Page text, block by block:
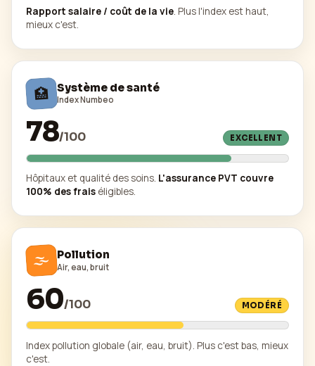
Rapport salaire / coût de la vie . Plus l'index est haut,
mieux c'est.
🏥 Système de santé
Index Numbeo
78/100 EXCELLENT
Hôpitaux et qualité des soins. L'assurance PVT couvre
100% des frais éligibles.
🌫️ Pollution
Air, eau, bruit
60/100 MODÉRÉ
Index pollution globale (air, eau, bruit). Plus c'est bas, mieux
c'est.